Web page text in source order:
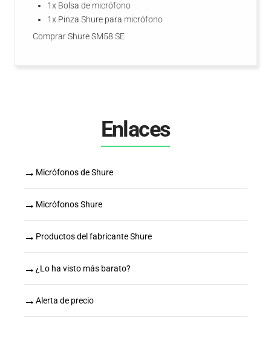
1x Bolsa de micrófono
1x Pinza Shure para micrófono
Comprar Shure SM58 SE
Enlaces
→ Micrófonos de Shure
→ Micrófonos Shure
→ Productos del fabricante Shure
→ ¿Lo ha visto más barato?
→ Alerta de precio